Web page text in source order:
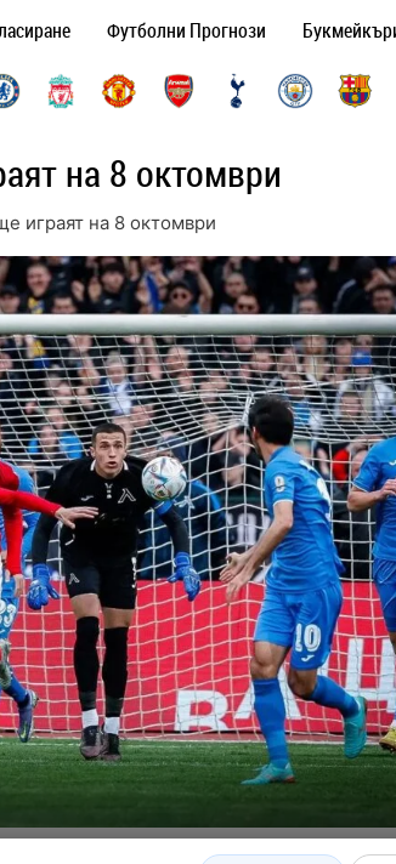
Футболни Прогнози
на 8 октомври
играят на 8 октомври